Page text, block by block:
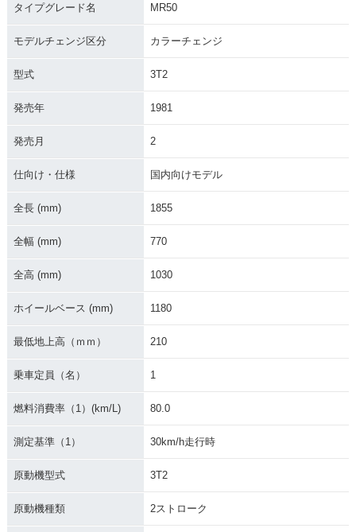
タイプグレード名 MR50
モデルチェンジ区分 カラーチェンジ
型式 3T2
発売年 1981
発売月 2
仕向け・仕様 国内向けモデル
全長 (mm) 1855
全幅 (mm) 770
全高 (mm) 1030
ホイールベース (mm) 1180
最低地上高（ｍｍ） 210
乗車定員（名） 1
燃料消費率（1）(km/L) 80.0
測定基準（1） 30km/h走行時
原動機型式 3T2
原動機種類 2ストローク